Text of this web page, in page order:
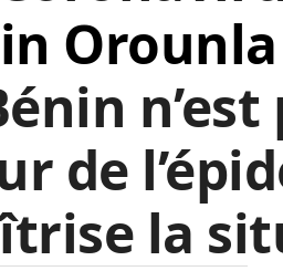
Orounla
n’est
de
la